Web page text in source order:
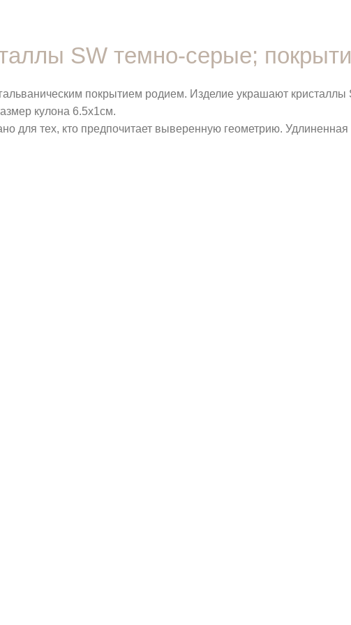
SW темно-серые;
покрытием родием. Изделие украшают
кулона 6.5х1см.
для тех, кто предпочитает выверенную геометрию.